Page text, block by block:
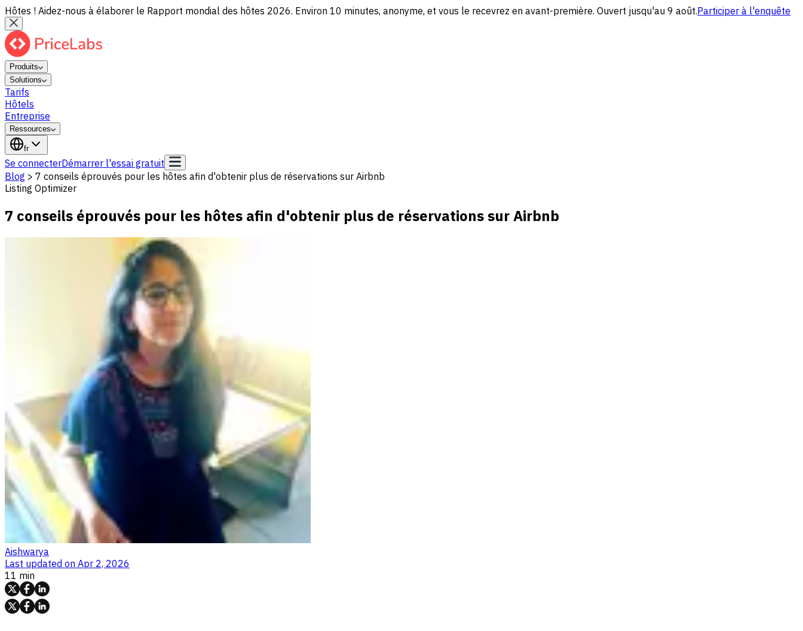
Hôtes ! Aidez-nous à élaborer le Rapport mondial des hôtes 2026. Environ 10 minutes, anonyme, et vous le recevrez en avant-première. Ouvert jusqu'au 9 août.Participer à l'enquête
Produits
Solutions
Tarifs
Hôtels
Entreprise
Ressources
fr
Se connecterDémarrer l'essai gratuit
Blog > 7 conseils éprouvés pour les hôtes afin d'obtenir plus de réservations sur Airbnb
Listing Optimizer
7 conseils éprouvés pour les hôtes afin d'obtenir plus de réservations sur Airbnb
Aishwarya
Last updated on Apr 2, 2026
11 min